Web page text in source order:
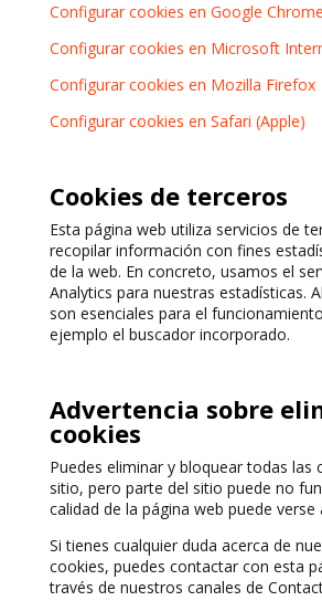
Configurar cookies en Google Chrome
Configurar cookies en Microsoft
Configurar cookies en Mozilla Firefox
Configurar cookies en Safari (Apple)
Cookies de terceros
Esta página web utiliza servicios de
recopilar información con fines
de la web. En concreto, usamos el
Analytics para nuestras estadísticas.
son esenciales para el
ejemplo el buscador incorporado.
Advertencia sobre
cookies
Puedes eliminar y bloquear todas las
sitio, pero parte del sitio puede no
calidad de la página web puede verse
Si tienes cualquier duda acerca de
cookies, puedes contactar con esta
través de nuestros canales de